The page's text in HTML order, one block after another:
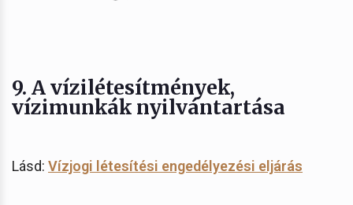
9. A vízilétesítmények,
vízimunkák nyilvántartása
Lásd: Vízjogi létesítési engedélyezési eljárás